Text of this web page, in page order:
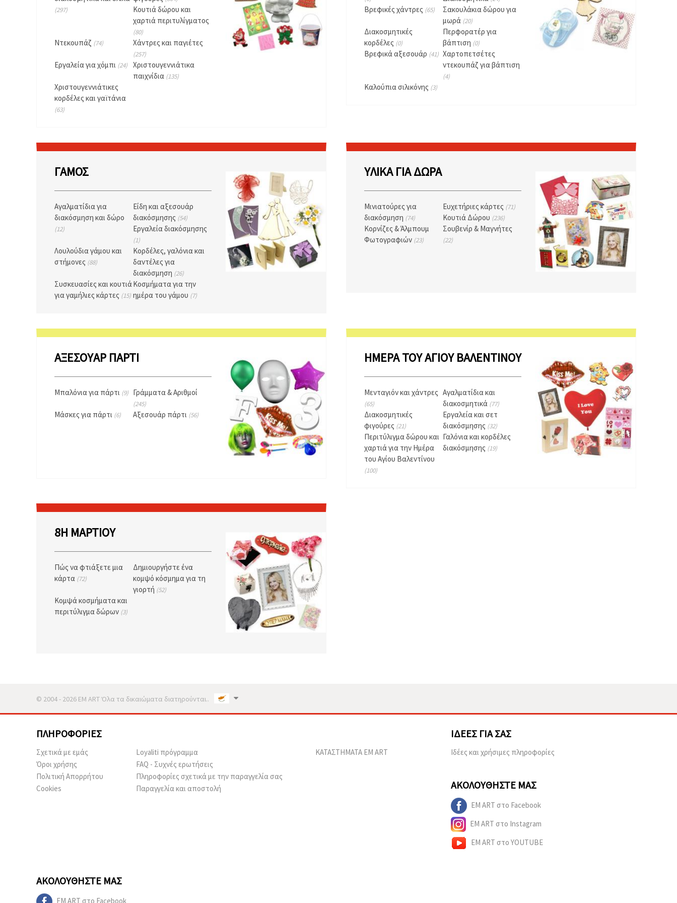
ιστότοπο!
(297)
Κουτιά δώρου και
χαρτιά περιτυλίγματος
(80)
Ντεκουπάζ (74) Χάντρες και παγιέτες
(257)
Εργαλεία για χόμπι (24)
Χριστουγεννιάτικα
παιχνίδια (135)
Χριστουγεννιάτικες
κορδέλες και γαϊτάνια
(63)
Βρεφικές χάντρες (65)
Σακουλάκια δώρου για
μωρά (20)
Διακοσμητικές
κορδέλες (0)
Περφορατέρ για
βάπτιση (0)
Βρεφικά αξεσουάρ (41) Χαρτοπετσέτες
ντεκουπάζ για βάπτιση
(4)
Καλούπια σιλικόνης (3)
ΓΆΜΟΣ
Αγαλματίδια για
διακόσμηση και δώρο
(12)
Είδη και αξεσουάρ
διακόσμησης (54)
Εργαλεία διακόσμησης
(1)
Λουλούδια γάμου και
στήμονες (88)
Κορδέλες, γαλόνια και
δαντέλες για
διακόσμηση (26)
Συσκευασίες και κουτιά
για γαμήλιες κάρτες (15)
Κοσμήματα για την
ημέρα του γάμου (7)
ΥΛΙΚΆ ΓΙΑ ΔΏΡΑ
Μινιατούρες για
διακόσμηση (74)
Ευχετήριες κάρτες (71)
Κουτιά Δώρου (236)
Κορνίζες & Άλμπουμ
Φωτογραφιών (23)
Σουβενίρ & Μαγνήτες
(22)
ΑΞΕΣΟΥΆΡ ΠΆΡΤΙ
Μπαλόνια για πάρτι (9) Γράμματα & Αριθμοί
(245)
Μάσκες για πάρτι (6) Αξεσουάρ πάρτι (56)
ΗΜΈΡΑ ΤΟΥ ΑΓΊΟΥ ΒΑΛΕΝΤΊΝΟΥ
Μενταγιόν και χάντρες
(65)
Αγαλματίδια και
διακοσμητικά (77)
Διακοσμητικές
φιγούρες (21)
Εργαλεία και σετ
διακόσμησης (32)
Περιτύλιγμα δώρου και
χαρτιά για την Ημέρα
του Αγίου Βαλεντίνου
(100)
Γαλόνια και κορδέλες
διακόσμησης (19)
8Η ΜΑΡΤΊΟΥ
Πώς να φτιάξετε μια
κάρτα (72)
Δημιουργήστε ένα
κομψό κόσμημα για τη
γιορτή (52)
Κομψά κοσμήματα και
περιτύλιγμα δώρων (3)
© 2004 - 2026 EM ART Όλα τα δικαιώματα διατηρούνται..
ΠΛΗΡΟΦΟΡΊΕΣ
Σχετικά με εμάς
Όροι χρήσης
Πολιτική Απορρήτου
Cookies
Loyaliti πρόγραμμα
FAQ - Συχνές ερωτήσεις
Πληροφορίες σχετικά με την παραγγελία σας
Παραγγελία και αποστολή
ΚΑΤΑΣΤΗΜΑΤΑ EM ART
ΙΔΈΕΣ ΓΙΑ ΣΑΣ
Ιδέες και χρήσιμες πληροφορίες
ΑΚΟΛΟΥΘΉΣΤΕ ΜΑΣ
EM ART στο Facebook
EM ART στο Instagram
EM ART στο YOUTUBE
ΑΚΟΛΟΥΘΉΣΤΕ ΜΑΣ
EM ART στο Facebook